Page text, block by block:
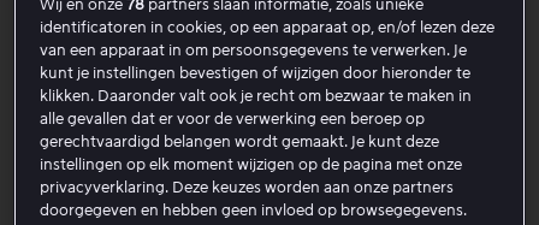
partnerklant? Hier begeleiden we je door de meest
voorkomende oorzaken en laten we stap voor stap zien
hoe je met je activering aan de slag kunt.
Controleer of Viaplay via je provider is
inbegrepen
Wij en onze78 partners slaan informatie, zoals unieke
identificatoren in cookies, op een apparaat op, en/of lezen deze
van een apparaat in om persoonsgegevens te verwerken. Je
kunt je instellingen bevestigen of wijzigen door hieronder te
klikken. Daaronder valt ook je recht om bezwaar te maken in
alle gevallen dat er voor de verwerking een beroep op
gerechtvaardigd belangen wordt gemaakt. Je kunt deze
instellingen op elk moment wijzigen op de pagina met onze
privacyverklaring. Deze keuzes worden aan onze partners
doorgegeven en hebben geen invloed op browsegegevens.